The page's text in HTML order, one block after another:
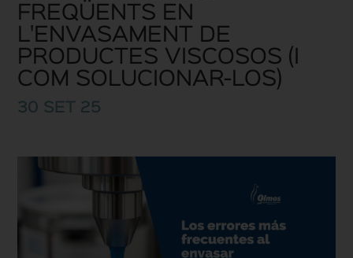
ESP CAT ENG FRA
FREQÜENTS EN
L'ENVASAMENT DE
PRODUCTES VISCOSOS (I
COM SOLUCIONAR-LOS)
30 SET 25